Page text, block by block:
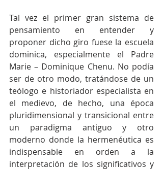
Tal vez el primer gran sistema de
pensamiento en entender y
proponer dicho giro fuese la escuela
dominica, especialmente el Padre
Marie – Dominique Chenu. No podía
ser de otro modo, tratándose de un
teólogo e historiador especialista en
el medievo, de hecho, una época
pluridimensional y transicional entre
un paradigma antiguo y otro
moderno donde la hermenéutica es
indispensable en orden a la
interpretación de los significativos y